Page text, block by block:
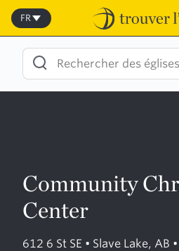
Skip
content
FR
Community
Center
612 6 St SE • Slave Lake, AB